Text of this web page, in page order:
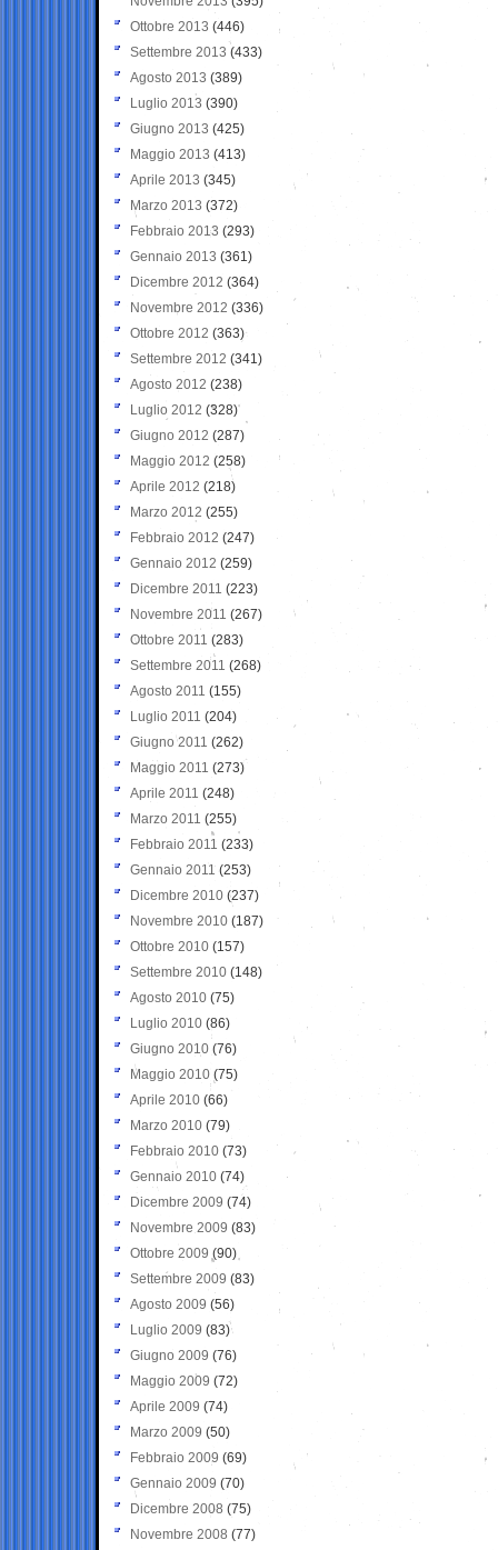
Ottobre 2013 (446)
Settembre 2013 (433)
Agosto 2013 (389)
Luglio 2013 (390)
Giugno 2013 (425)
Maggio 2013 (413)
Aprile 2013 (345)
Marzo 2013 (372)
Febbraio 2013 (293)
Gennaio 2013 (361)
Dicembre 2012 (364)
Novembre 2012 (336)
Ottobre 2012 (363)
Settembre 2012 (341)
Agosto 2012 (238)
Luglio 2012 (328)
Giugno 2012 (287)
Maggio 2012 (258)
Aprile 2012 (218)
Marzo 2012 (255)
Febbraio 2012 (247)
Gennaio 2012 (259)
Dicembre 2011 (223)
Novembre 2011 (267)
Ottobre 2011 (283)
Settembre 2011 (268)
Agosto 2011 (155)
Luglio 2011 (204)
Giugno 2011 (262)
Maggio 2011 (273)
Aprile 2011 (248)
Marzo 2011 (255)
Febbraio 2011 (233)
Gennaio 2011 (253)
Dicembre 2010 (237)
Novembre 2010 (187)
Ottobre 2010 (157)
Settembre 2010 (148)
Agosto 2010 (75)
Luglio 2010 (86)
Giugno 2010 (76)
Maggio 2010 (75)
Aprile 2010 (66)
Marzo 2010 (79)
Febbraio 2010 (73)
Gennaio 2010 (74)
Dicembre 2009 (74)
Novembre 2009 (83)
Ottobre 2009 (90)
Settembre 2009 (83)
Agosto 2009 (56)
Luglio 2009 (83)
Giugno 2009 (76)
Maggio 2009 (72)
Aprile 2009 (74)
Marzo 2009 (50)
Febbraio 2009 (69)
Gennaio 2009 (70)
Dicembre 2008 (75)
Novembre 2008 (77)